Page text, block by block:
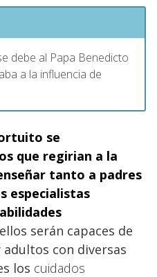
debe al Papa Benedicto
a la influencia de
se
que regirian a la
tanto a padres
especialistas
serán capaces de
con diversas
los cuidados